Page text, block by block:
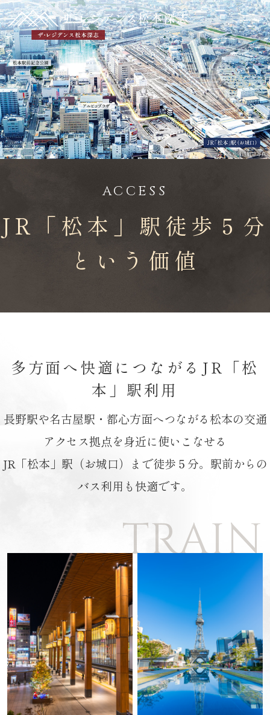
HOME
ホーム
ACCESS
アクセス
PROJECT
3社共創ビッグプロジェクト
LOCATION
ロケーション
FUKASHI1-CHOM
E
GALLERY
ギャラリー
ZEH-M
COMMONS EQUIPMENT
設備・仕様
ACCESS
JR「松本」駅 徒歩 ５ 分
という価値
多方面へ快適につながる JR「松
本」駅利用
長野駅や名古屋駅・都心方面へつながる 松本の交通
アクセス拠点を身近に使いこなせる
JR「松本」駅（お城口）まで徒歩５分。 駅前からの
バス利用も快適です。
TRAIN